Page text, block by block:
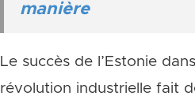
manière
Le succès de l’Estonie
révolution industrielle fait